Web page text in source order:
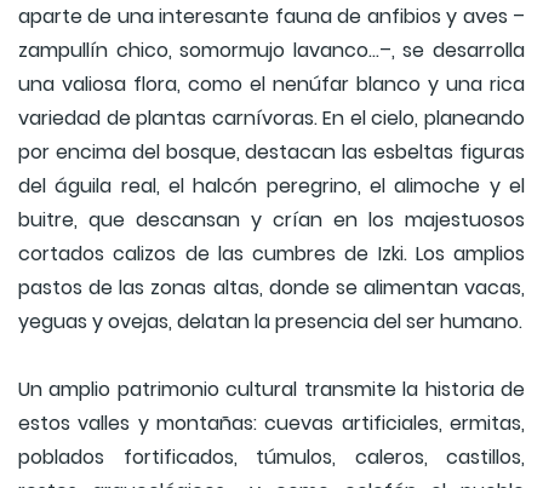
aparte de una interesante fauna de anfibios y aves –
zampullín chico, somormujo lavanco...–, se desarrolla
una valiosa flora, como el nenúfar blanco y una rica
variedad de plantas carnívoras. En el cielo, planeando
por encima del bosque, destacan las esbeltas figuras
del águila real, el halcón peregrino, el alimoche y el
buitre, que descansan y crían en los majestuosos
cortados calizos de las cumbres de Izki. Los amplios
pastos de las zonas altas, donde se alimentan vacas,
yeguas y ovejas, delatan la presencia del ser humano.
Un amplio patrimonio cultural transmite la historia de
estos valles y montañas: cuevas artificiales, ermitas,
poblados fortificados, túmulos, caleros, castillos,